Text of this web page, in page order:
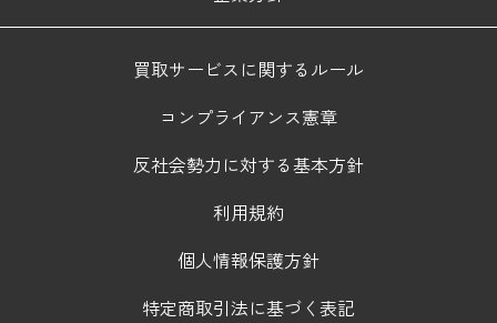
買取サービスに関するルール
コンプライアンス憲章
反社会勢力に対する基本方針
利用規約
個人情報保護方針
特定商取引法に基づく表記